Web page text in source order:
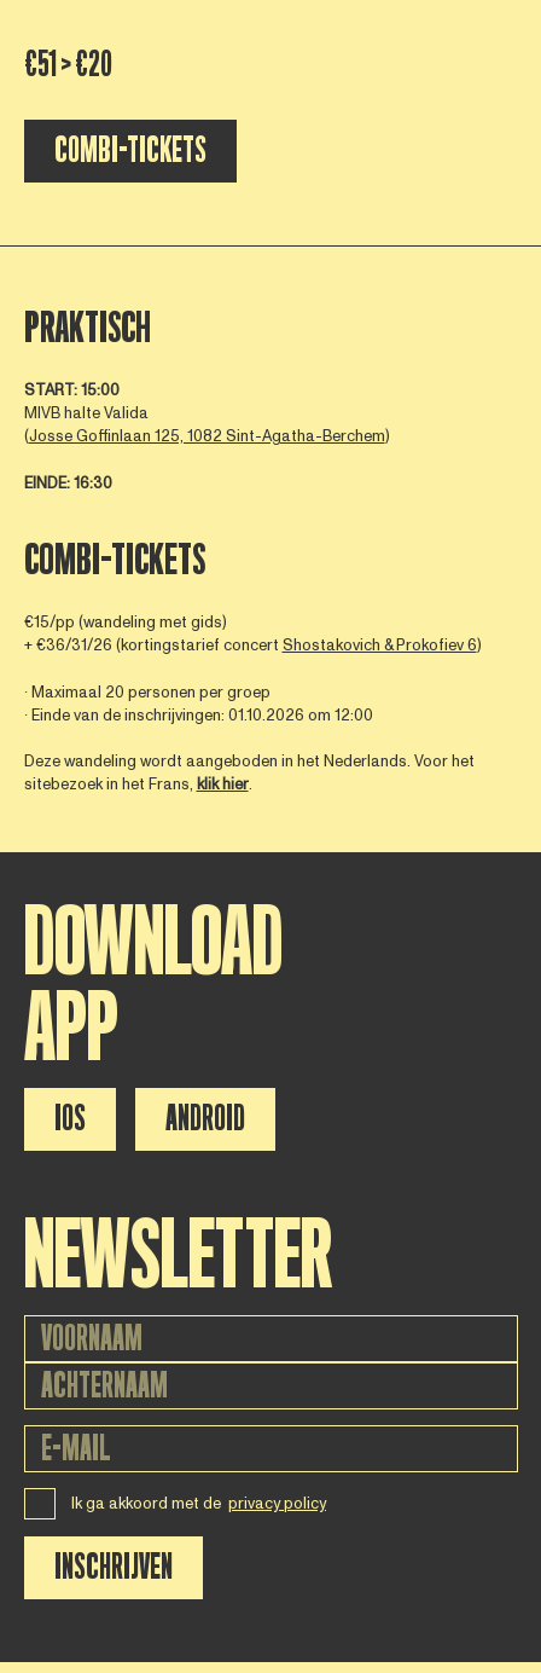
€51 > €20
COMBI-TICKETS
PRAKTISCH
START: 15:00
MIVB halte Valida
(Josse Goffinlaan 125, 1082 Sint-Agatha-Berchem)
EINDE: 16:30
COMBI-TICKETS
€15/pp (wandeling met gids)
+ €36/31/26 (kortingstarief concert Shostakovich & Prokofiev 6)
∙ Maximaal 20 personen per groep
∙ Einde van de inschrijvingen: 01.10.2026 om 12:00
Deze wandeling wordt aangeboden in het Nederlands. Voor het
sitebezoek in het Frans, klik hier.
DOWNLOAD
APP
IOS ANDROID
NEWSLETTER
Ik ga akkoord met de privacy policy
INSCHRIJVEN